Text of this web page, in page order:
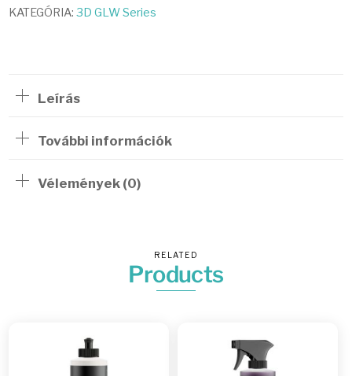
mennyiség
KATEGÓRIA:3D GLW Series
Leírás
További információk
Vélemények (0)
RELATED
Products